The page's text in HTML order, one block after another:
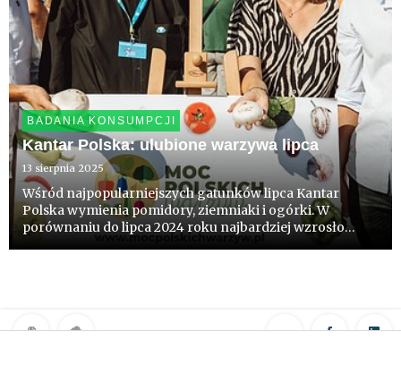
BADANIA KONSUMPCJI
Kantar Polska: ulubione warzywa lipca
13 sierpnia 2025
Wśród najpopularniejszych gatunków lipca Kantar
Polska wymienia pomidory, ziemniaki i ogórki. W
porównaniu do lipca 2024 roku najbardziej wzrosło